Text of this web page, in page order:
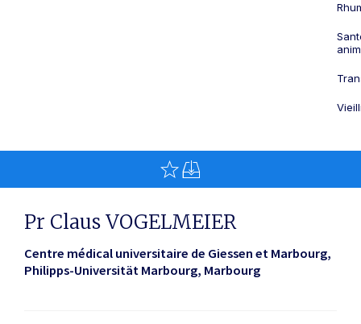
Pr Claus VOGELMEIER
Centre médical universitaire de Giessen et Marbourg,
Philipps-Universität Marbourg Marbourg